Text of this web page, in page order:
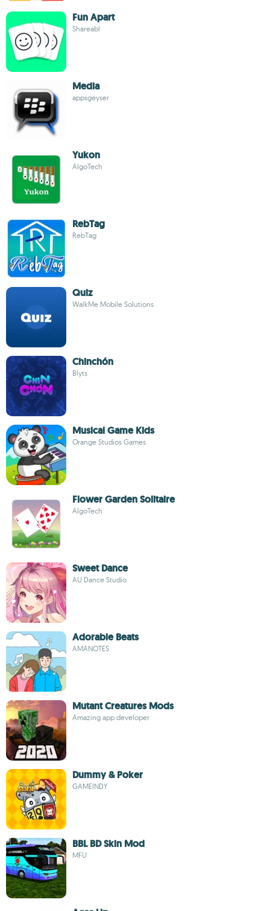
Fun Apart
Shareabl
Media
appsgeyser
Yukon
AlgoTech
RebTag
RebTag
Quiz
WalkMe Mobile Solutions
Chinchón
Blyts
Musical Game Kids
Orange Studios Games
Flower Garden Solitaire
AlgoTech
Sweet Dance
AU Dance Studio
Adorable Beats
AMANOTES
Mutant Creatures Mods
Amazing app developer
Dummy & Poker
GAMEINDY
BBL BD Skin Mod
MFU